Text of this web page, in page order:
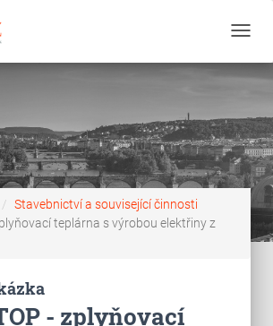
Stavebnictví a související činnosti
teplárna s výrobou elektřiny z
- zplyňovací